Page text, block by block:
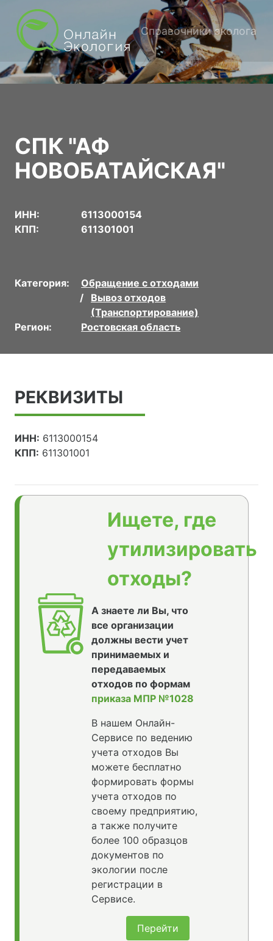
Справочники эколога
СПК "АФ
НОВОБАТАЙСКАЯ"
ИНН:
6113000154
КПП:
611301001
Категория:
Обращение с отходами
Вывоз отходов
(Транспортирование)
Регион:
Ростовская область
РЕКВИЗИТЫ
ИНН: 6113000154
КПП: 611301001
Ищете, где
утилизировать
отходы?
А знаете ли Вы, что
все организации
должны вести учет
принимаемых и
передаваемых
отходов по формам
приказа МПР №1028
В нашем Онлайн-
Сервисе по ведению
учета отходов Вы
можете бесплатно
формировать формы
учета отходов по
своему предприятию,
а также получите
более 100 образцов
документов по
экологии после
регистрации в
Сервисе.
Перейти